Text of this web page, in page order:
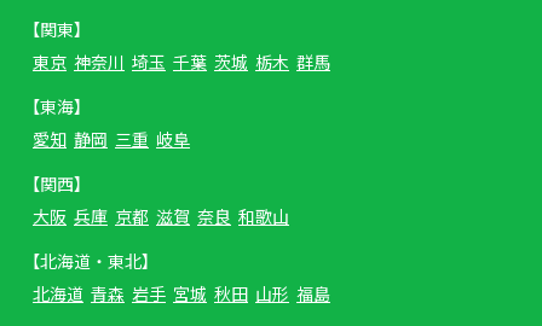
【関東】
東京 神奈川 埼玉 千葉 茨城 栃木 群馬
【東海】
愛知 静岡 三重 岐阜
【関西】
大阪 兵庫 京都 滋賀 奈良 和歌山
【北海道・東北】
北海道 青森 岩手 宮城 秋田 山形 福島